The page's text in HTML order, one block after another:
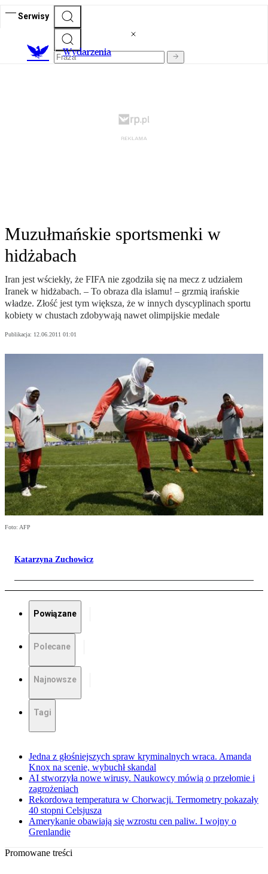
Serwisy
Wydarzenia
Muzułmańskie sportsmenki w
hidżabach
Iran jest wściekły, że FIFA nie zgodziła się na mecz z udziałem
Iranek w hidżabach. – To obraza dla islamu! – grzmią irańskie
władze. Złość jest tym większa, że w innych dyscyplinach sportu
kobiety w chustach zdobywają nawet olimpijskie medale
Publikacja: 12.06.2011 01:01
Foto: AFP
Katarzyna Zuchowicz
Powiązane
Polecane
Najnowsze
Tagi
Jedna z głośniejszych spraw kryminalnych wraca. Amanda
Knox na scenie, wybuchł skandal
AI stworzyła nowe wirusy. Naukowcy mówią o przełomie i
zagrożeniach
Rekordowa temperatura w Chorwacji. Termometry pokazały
40 stopni Celsjusza
Amerykanie obawiają się wzrostu cen paliw. I wojny o
Grenlandię
Promowane treści